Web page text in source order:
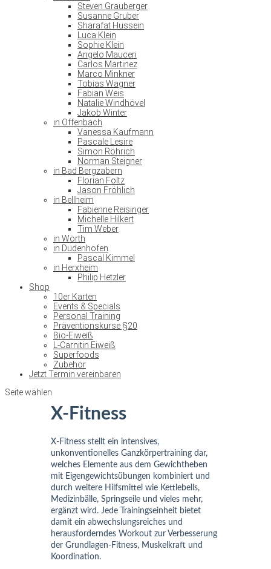
Steven Grauberger
Susanne Gruber
Sharafat Hussein
Luca Klein
Sophie Klein
Angelo Mauceri
Carlos Martinez
Marco Minkner
Tobias Wagner
Fabian Weis
Natalie Windhövel
Jakob Winter
in Offenbach
Vanessa Kaufmann
Pascale Lesire
Simon Röhrich
Norman Steigner
in Bad Bergzabern
Florian Foltz
Jason Fröhlich
in Bellheim
Fabienne Reisinger
Michelle Hilkert
Tim Weber
in Wörth
in Dudenhofen
Pascal Kimmel
in Herxheim
Philip Hetzler
Shop
10er Karten
Events & Specials
Personal Training
Präventionskurse §20
Bio-Eiweiß
L-Carnitin Eiweiß
Superfoods
Zubehör
Jetzt Termin vereinbaren
Seite wählen
X-Fitness
X-Fitness stellt ein intensives,
unkonventionelles Ganzkörpertraining dar,
welches Elemente aus dem Gewichtheben
mit Eigengewichtsübungen kombiniert und
durch weitere Hilfsmittel wie Kettlebells,
Medizinbälle, Springseile und vieles mehr,
ergänzt wird. Jede Trainingseinheit bietet
damit ein abwechslungsreiches und
herausforderndes Workout zur Verbesserung
der Grundlagen-Fitness, Muskelkraft und
Koordination.